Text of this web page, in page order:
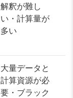
解釈が難し
い・計算量が
多い
大量データと
計算資源が必
要・ブラック